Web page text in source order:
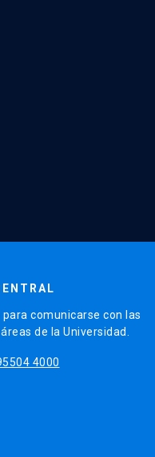
comunicarse con las
de la Universidad.
4000